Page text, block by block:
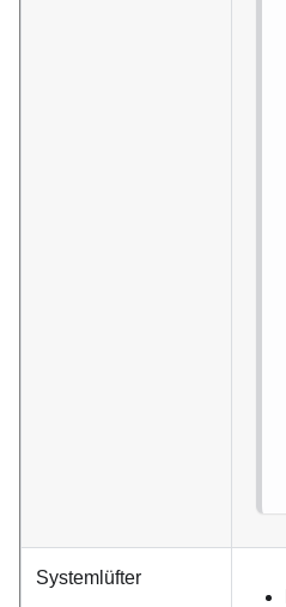
Systemlüfter